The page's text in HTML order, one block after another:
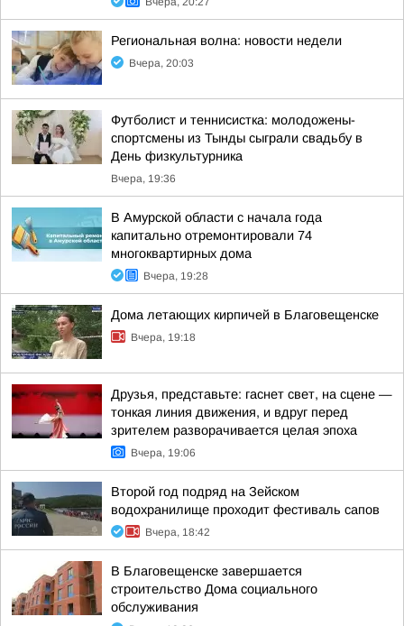
Региональная волна: новости недели
Вчера, 20:03
Футболист и теннисистка: молодожены-
спортсмены из Тынды сыграли свадьбу в
День физкультурника
Вчера, 19:36
В Амурской области с начала года
капитально отремонтировали 74
многоквартирных дома
Вчера, 19:28
Дома летающих кирпичей в Благовещенске
Вчера, 19:18
Друзья, представьте: гаснет свет, на сцене —
тонкая линия движения, и вдруг перед
зрителем разворачивается целая эпоха
Вчера, 19:06
Второй год подряд на Зейском
водохранилище проходит фестиваль сапов
Вчера, 18:42
В Благовещенске завершается
строительство Дома социального
обслуживания